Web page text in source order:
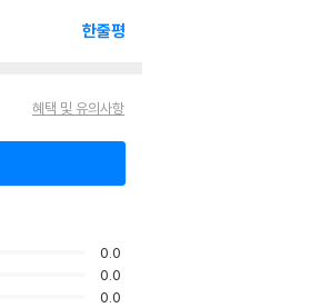
한줄평
혜택 및 유의사항
0.0
0.0
0.0